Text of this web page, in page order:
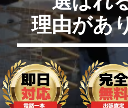
理由があ